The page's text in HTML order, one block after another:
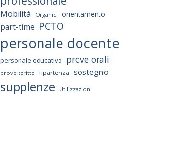
Mobilità Organici orientamento
part-time PCTO
personale docente
personale educativo prove orali
prove scritte ripartenza sostegno
supplenze Utilizzazioni